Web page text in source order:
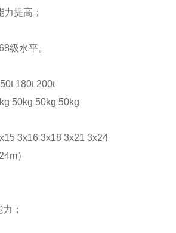
提高；
级水平。
180t 200t
50kg 50kg 50kg
3x16 3x18 3x21 3x24
）
；